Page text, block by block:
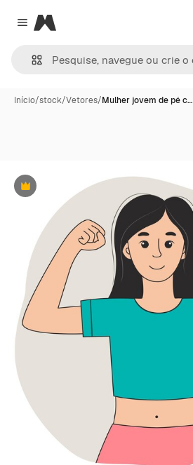
Close menu
Magnific
Início/stock/Vetores/Mulher jovem de pé c…
Premium